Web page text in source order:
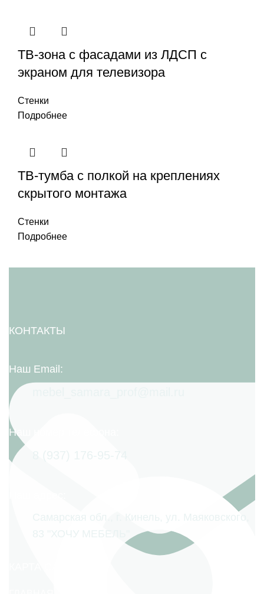
ТВ-зона с фасадами из ЛДСП с
экраном для телевизора
Стенки
Подробнее
ТВ-тумба с полкой на креплениях
скрытого монтажа
Стенки
Подробнее
КОНТАКТЫ
Наш Email:
Наш номер телефона: